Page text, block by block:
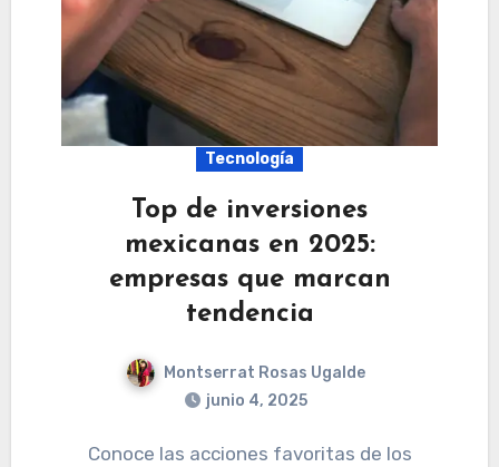
Tecnología
Top de inversiones
mexicanas en 2025:
empresas que marcan
tendencia
Montserrat Rosas Ugalde
junio 4, 2025
Conoce las acciones favoritas de los